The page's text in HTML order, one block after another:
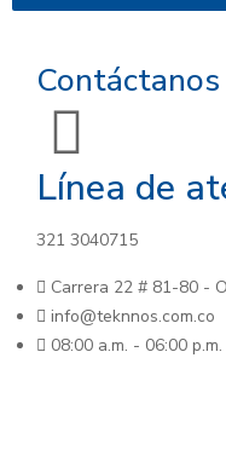
Contáctanos
Línea de
321 3040715
Carrera 22 # 81-80 -
info@teknnos.com.co
08:00 a.m. - 06:00